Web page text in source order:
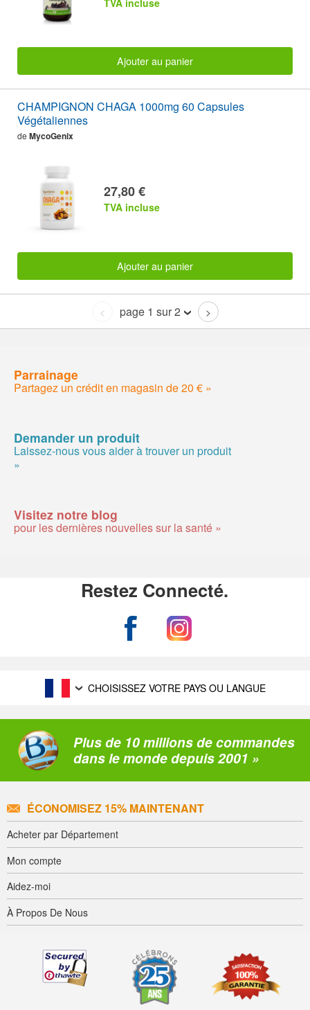
Ajouter au panier
CHAMPIGNON CHAGA 1000mg 60 Capsules
Végétaliennes
de MycoGenix
27,80 €
TVA incluse
Ajouter au panier
< page 1 sur 2 >
Parrainage
Partagez un crédit en magasin de 20 € »
Demander un produit
Laissez-nous vous aider à trouver un produit
»
Visitez notre blog
pour les dernières nouvelles sur la santé »
Restez Connecté.
CHOISISSEZ VOTRE PAYS OU LANGUE
Plus de 10 millions de commandes
dans le monde depuis 2001 »
ÉCONOMISEZ 15% MAINTENANT
Acheter par Département
Mon compte
Aidez-moi
À Propos De Nous